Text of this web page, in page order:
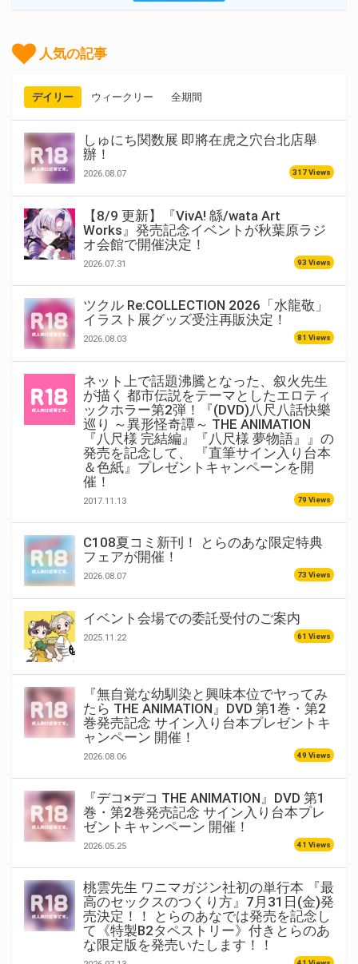
人気の記事
デイリー ウィークリー 全期間
しゅにち関数展 即將在虎之穴台北店舉
辦！
2026.08.07 317 Views
【8/9 更新】『VivA! 緜/wata Art
Works』発売記念イベントが秋葉原ラジ
オ会館で開催決定！
2026.07.31 93 Views
ツクル Re:COLLECTION 2026「水龍敬」
イラスト展グッズ受注再販決定！
2026.08.03 81 Views
ネット上で話題沸騰となった、叙火先生
が描く 都市伝説をテーマとしたエロティ
ックホラー第2弾！『(DVD)八尺八話快樂
巡り ～異形怪奇譚～ THE ANIMATION
『八尺様 完結編』『八尺様 夢物語』』の
発売を記念して、 『直筆サイン入り台本
＆色紙』プレゼントキャンペーンを開
催！
2017.11.13 79 Views
C108夏コミ新刊！ とらのあな限定特典
フェアが開催！
2026.08.07 73 Views
イベント会場での委託受付のご案内
2025.11.22 61 Views
『無自覚な幼馴染と興味本位でヤってみ
たら THE ANIMATION』DVD 第1巻・第2
巻発売記念 サイン入り台本プレゼントキ
ャンペーン 開催！
2026.08.06 49 Views
『デコ×デコ THE ANIMATION』DVD 第1
巻・第2巻発売記念 サイン入り台本プレ
ゼントキャンペーン 開催！
2026.05.25 41 Views
桃雲先生 ワニマガジン社初の単行本 『最
高のセックスのつくり方』7月31日(金)発
売決定！！ とらのあなでは発売を記念し
て《特製B2タペストリー》付きとらのあ
な限定版を発売いたします！！